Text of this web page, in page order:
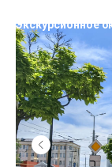
Экскурсионное